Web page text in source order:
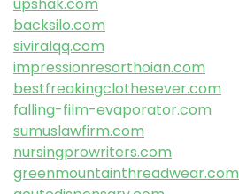
backsilo.com
siviralqq.com
impressionresorthoian.com
bestfreakingclothesever.com
falling-film-evaporator.com
sumuslawfirm.com
nursingprowriters.com
greenmountainthreadwear.com